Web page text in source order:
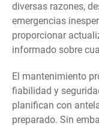
diversas razones,
emergencias
proporcionar
informado sobre
El mantenimiento
fiabilidad y
planifican con
preparado. Sin